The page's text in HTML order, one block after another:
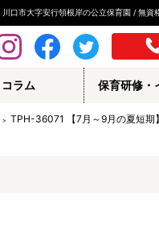
川口市大字安行領根岸の公立保育園 / 無
コラム 保育研修・
TPH-36071 【7月～9月の夏短期